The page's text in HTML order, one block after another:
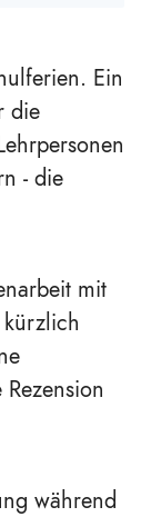
Ein
die
- die
mit
während